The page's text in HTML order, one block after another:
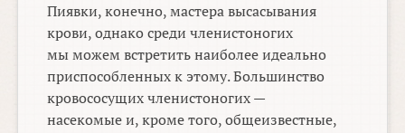
Пиявки, конечно, мастера высасывания
крови, однако среди членистоногих
мы можем встретить наиболее идеально
приспособленных к этому. Большинство
кровососущих членистоногих —
насекомые и, кроме того, общеизвестные,